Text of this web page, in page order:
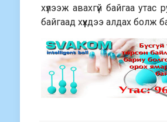
хүлээж авахгүй байгаа утас
байгаад хүүхдээ алдах болж